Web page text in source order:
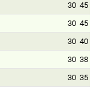
30 45
30 45
30 40
30 38
30 35